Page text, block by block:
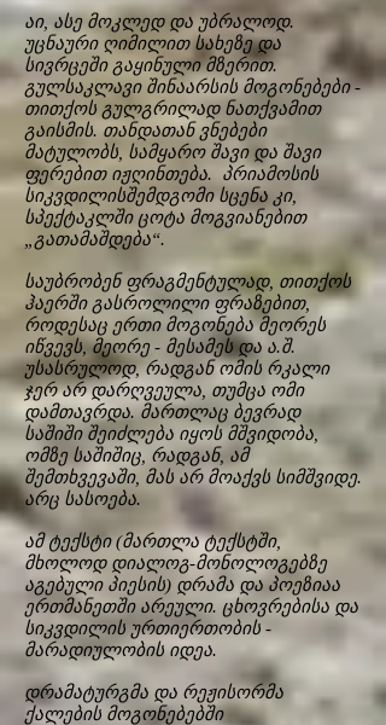
აი, ასე მოკლედ და უბრალოდ.
უცნაური ღიმილით სახეზე და
სივრცეში გაყინული მზერით.
გულსაკლავი შინაარსის მოგონებები -
თითქოს გულგრილად ნათქვამით
გაისმის. თანდათან ვნებები
მატულობს, სამყარო შავი და შავი
ფერებით იჟღინთება. პრიამოსის
სიკვდილისშემდგომი სცენა კი,
სპექტაკლში ცოტა მოგვიანებით
„გათამაშდება“.
საუბრობენ ფრაგმენტულად, თითქოს
ჰაერში გასროლილი ფრაზებით,
როდესაც ერთი მოგონება მეორეს
იწვევს, მეორე - მესამეს და ა.შ.
უსასრულოდ, რადგან ომის რკალი
ჯერ არ დარღვეულა, თუმცა ომი
დამთავრდა. მართლაც ბევრად
საშიში შეიძლება იყოს მშვიდობა,
ომზე საშიშიც, რადგან, ამ
შემთხვევაში, მას არ მოაქვს სიმშვიდე.
არც სასოება.
ამ ტექსტი (მართლა ტექსტში,
მხოლოდ დიალოგ-მონოლოგებზე
აგებული პიესის) დრამა და პოეზიაა
ერთმანეთში არეული. ცხოვრებისა და
სიკვდილის ურთიერთობის -
მარადიულობის იდეა.
დრამატურგმა და რეჟისორმა
ქალების მოგონებებში